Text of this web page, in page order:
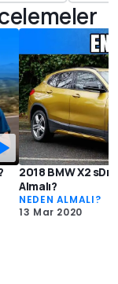
2018 BMW X2
Almalı?
NEDEN ALMALI?
13 Mar 2020